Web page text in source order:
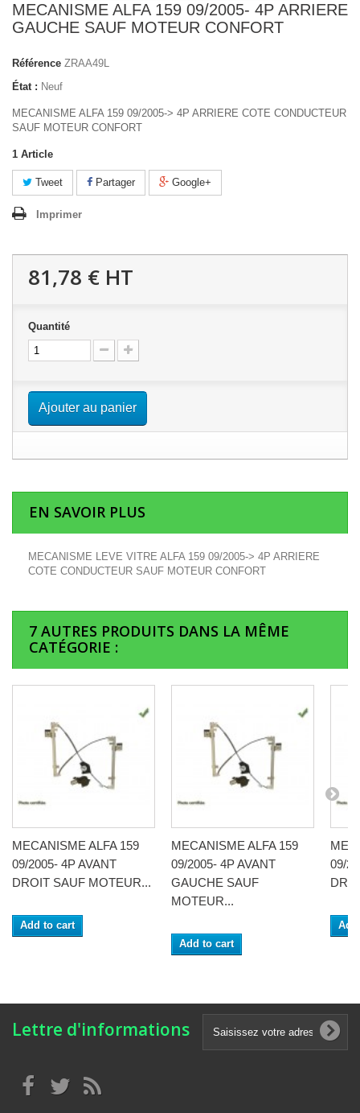
MECANISME ALFA 159 09/2005- 4P ARRIERE
GAUCHE SAUF MOTEUR CONFORT
Référence ZRAA49L
État : Neuf
MECANISME ALFA 159 09/2005-> 4P ARRIERE COTE CONDUCTEUR
SAUF MOTEUR CONFORT
1 Article
Tweet Partager Google+
Imprimer
81,78 € HT
Quantité
Ajouter au panier
EN SAVOIR PLUS
MECANISME LEVE VITRE ALFA 159 09/2005-> 4P ARRIERE
COTE CONDUCTEUR SAUF MOTEUR CONFORT
7 AUTRES PRODUITS DANS LA MÊME
CATÉGORIE :
MECANISME ALFA 159
09/2005- 4P AVANT
DROIT SAUF MOTEUR...
Add to cart
MECANISME ALFA 159
09/2005- 4P AVANT
GAUCHE SAUF
MOTEUR...
Add to cart
09/
Lettre d'informations